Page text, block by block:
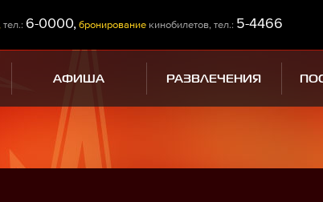
тел.: 6-0000, бронирование кинобилетов, тел.: 5-4466
АФИША РАЗВЛЕЧЕНИЯ